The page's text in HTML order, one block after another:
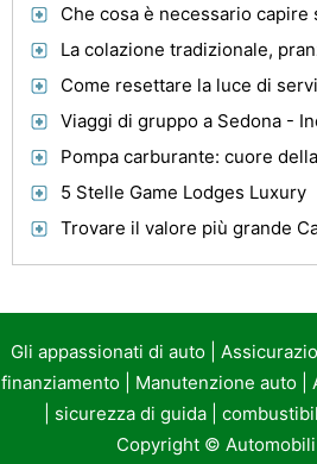
Che cosa è necessario capire
Viaggi di gruppo a Sedona -
5 Stelle Game Lodges Luxury
Trovare il valore più grande
Gli appassionati di auto
finanziamento
Manutenzione auto
sicurezza di guida|
Copyright ©